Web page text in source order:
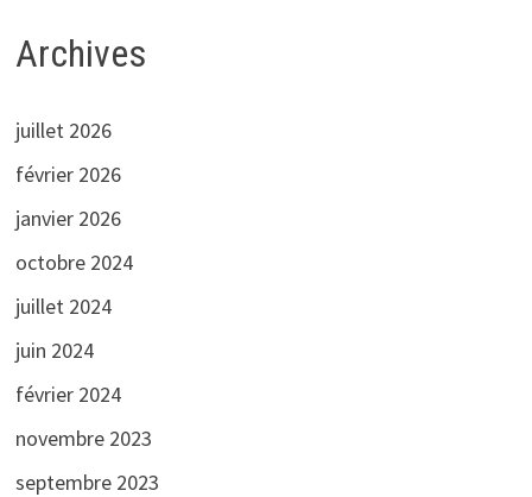
Archives
juillet 2026
février 2026
janvier 2026
octobre 2024
juillet 2024
juin 2024
février 2024
novembre 2023
septembre 2023